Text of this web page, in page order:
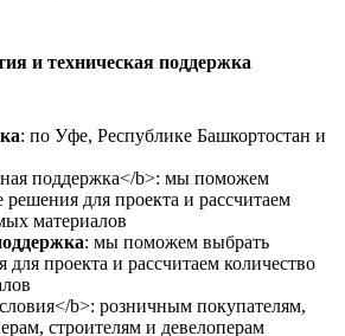
и техническая поддержка
: по Уфе, Республике Башкортостан и
: мы поможем выбрать
проекта и рассчитаем количество